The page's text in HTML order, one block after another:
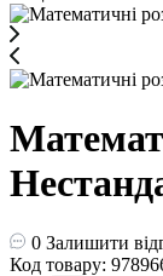
0 Залишити
Код товару: